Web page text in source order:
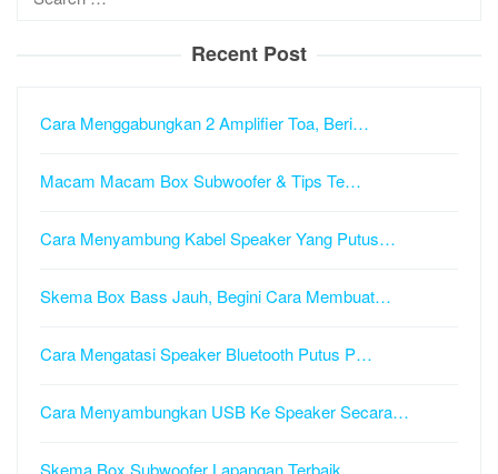
Recent Post
Cara Menggabungkan 2 Amplifier Toa, Beri…
Macam Macam Box Subwoofer & Tips Te…
Cara Menyambung Kabel Speaker Yang Putus…
Skema Box Bass Jauh, Begini Cara Membuat…
Cara Mengatasi Speaker Bluetooth Putus P…
Cara Menyambungkan USB Ke Speaker Secara…
Skema Box Subwoofer Lapangan Terbaik